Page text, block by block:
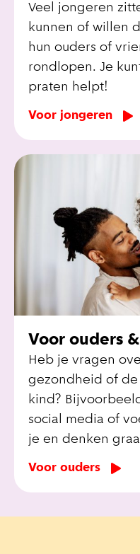
Veel jongeren
kunnen of willen
hun ouders of
rondlopen. Je
praten helpt!
Voor jongeren
Voor ouders
Heb je vragen
gezondheid of
kind?
social media of
je en denken
Voor ouders